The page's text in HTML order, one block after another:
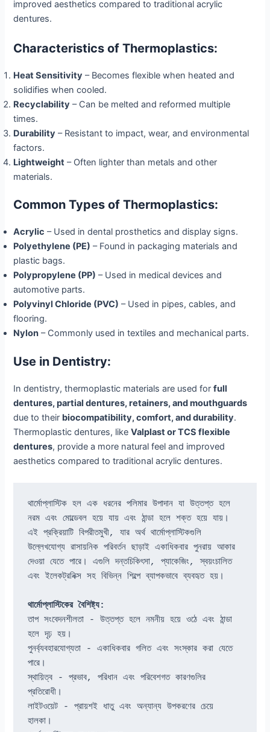
improved aesthetics compared to traditional acrylic
dentures.
Characteristics of Thermoplastics:
Heat Sensitivity – Becomes flexible when heated and
solidifies when cooled.
Recyclability – Can be melted and reformed multiple
times.
Durability – Resistant to impact, wear, and environmental
factors.
Lightweight – Often lighter than metals and other
materials.
Common Types of Thermoplastics:
Acrylic – Used in dental prosthetics and display signs.
Polyethylene (PE) – Found in packaging materials and
plastic bags.
Polypropylene (PP) – Used in medical devices and
automotive parts.
Polyvinyl Chloride (PVC) – Used in pipes, cables, and
flooring.
Nylon – Commonly used in textiles and mechanical parts.
Use in Dentistry:
In dentistry, thermoplastic materials are used forfull
dentures, partial dentures, retainers, and mouthguards
due to their biocompatibility, comfort, and durability.
Thermoplastic dentures, likeValplast or TCS flexible
dentures, provide a more natural feel and improved
aesthetics compared to traditional acrylic dentures.
থার্মোপ্লাস্টিক হল এক ধরনের পলিমার উপাদান যা উত্তপ্ত হলে
নরম এবং মোল্ডেবল হয়ে যায় এবং ঠান্ডা হলে শক্ত হয়ে যায়।
এই প্রক্রিয়াটি বিপরীতমুখী, যার অর্থ থার্মোপ্লাস্টিকগুলি
উল্লেখযোগ্য রাসায়নিক পরিবর্তন ছাড়াই একাধিকবার পুনরায় আকার
দেওয়া যেতে পারে। এগুলি দন্তচিকিৎসা, প্যাকেজিং, স্বয়ংচালিত
এবং ইলেকট্রনিক্স সহ বিভিন্ন শিল্পে ব্যাপকভাবে ব্যবহৃত হয়।
থার্মোপ্লাস্টিকের বৈশিষ্ট্য:
তাপ সংবেদনশীলতা - উত্তপ্ত হলে নমনীয় হয়ে ওঠে এবং ঠান্ডা
হলে দৃঢ় হয়।
পুনর্ব্যবহারযোগ্যতা - একাধিকবার গলিত এবং সংস্কার করা যেতে
পারে।
স্থায়িত্ব - প্রভাব, পরিধান এবং পরিবেশগত কারণগুলির
প্রতিরোধী।
লাইটওয়েট - প্রায়শই ধাতু এবং অন্যান্য উপকরণের চেয়ে
হালকা।